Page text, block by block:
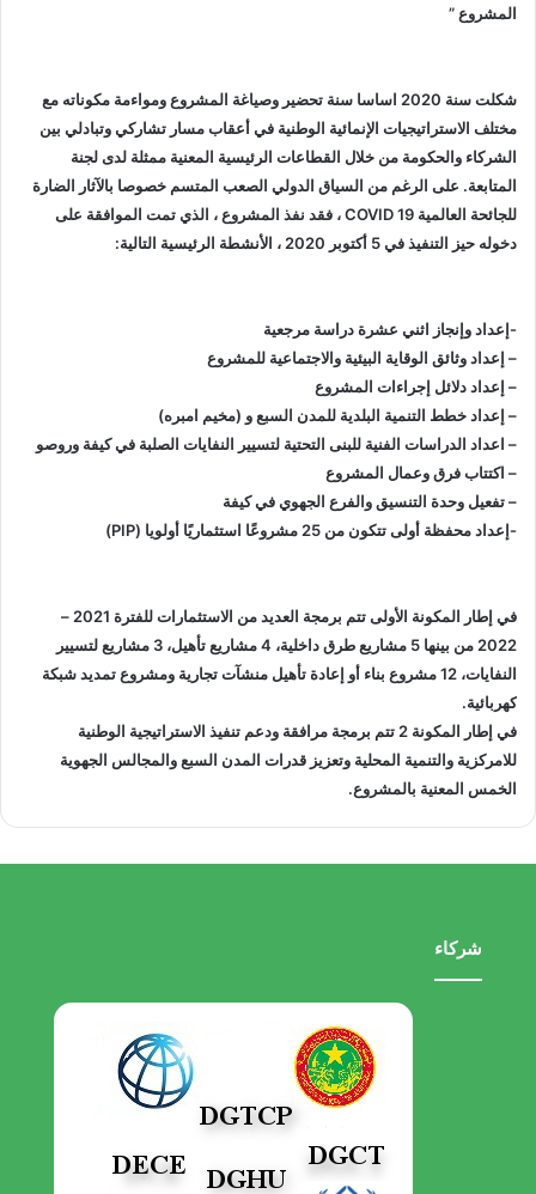
المشروع ”
شكلت سنة 2020 اساسا سنة تحضير وصياغة المشروع ومواءمة مكوناته مع
مختلف الاستراتيجيات الإنمائية الوطنية في أعقاب مسار تشاركي وتبادلي بين
الشركاء والحكومة من خلال القطاعات الرئيسية المعنية ممثلة لدى لجنة
المتابعة. على الرغم من السياق الدولي الصعب المتسم خصوصا بالآثار الضارة
للجائحة العالمية COVID 19 ، فقد نفذ المشروع ، الذي تمت الموافقة على
دخوله حيز التنفيذ في 5 أكتوبر 2020 ، الأنشطة الرئيسية التالية:
-إعداد وإنجاز اثني عشرة دراسة مرجعية
– إعداد وثائق الوقاية البيئية والاجتماعية للمشروع
– إعداد دلائل إجراءات المشروع
– إعداد خطط التنمية البلدية للمدن السبع و (مخيم امبره)
– اعداد الدراسات الفنية للبنى التحتية لتسيير النفايات الصلبة في كيفة وروصو
– اكتتاب فرق وعمال المشروع
– تفعيل وحدة التنسيق والفرع الجهوي في كيفة
-إعداد محفظة أولى تتكون من 25 مشروعًا استثماريًا أولويا (PIP)
في إطار المكونة الأولى تتم برمجة العديد من الاستثمارات للفترة 2021 –
2022 من بينها 5 مشاريع طرق داخلية، 4 مشاريع تأهيل، 3 مشاريع لتسيير
النفايات، 12 مشروع بناء أو إعادة تأهيل منشآت تجارية ومشروع تمديد شبكة
كهربائية.
في إطار المكونة 2 تتم برمجة مرافقة ودعم تنفيذ الاستراتيجية الوطنية
للامركزية والتنمية المحلية وتعزيز قدرات المدن السبع والمجالس الجهوية
الخمس المعنية بالمشروع.
شركاء